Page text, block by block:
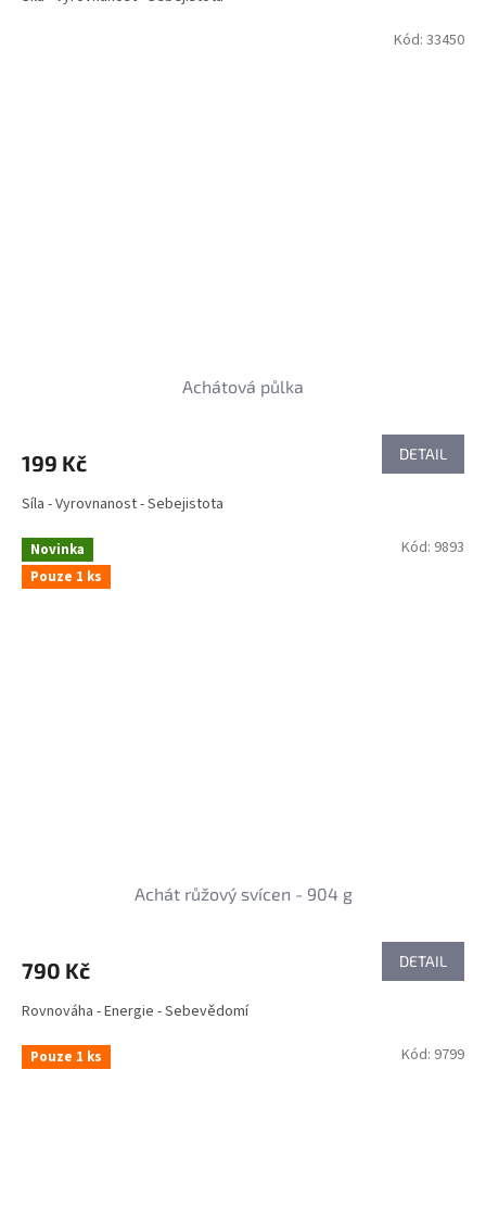
Achátová půlka
199 Kč DETAIL
Síla - Vyrovnanost - Sebejistota
Kód: 33450
Novinka
Pouze 1 ks
Achát růžový svícen - 904 g
790 Kč DETAIL
Rovnováha - Energie - Sebevědomí
Kód: 9893
Pouze 1 ks Kód: 9799